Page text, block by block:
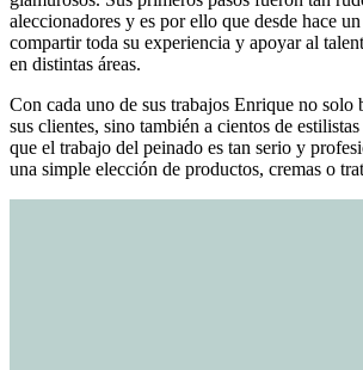
aleccionadores y es por ello que desde hace
compartir toda su experiencia y apoyar al
en distintas áreas.
Con cada uno de sus trabajos Enrique no solo
sus clientes, sino también a cientos de
que el trabajo del peinado es tan serio y
una simple elección de productos, cremas o